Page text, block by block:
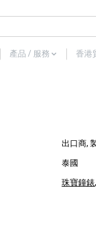
產品 / 服務 香港
出口商,
泰國
珠寶鐘錶,